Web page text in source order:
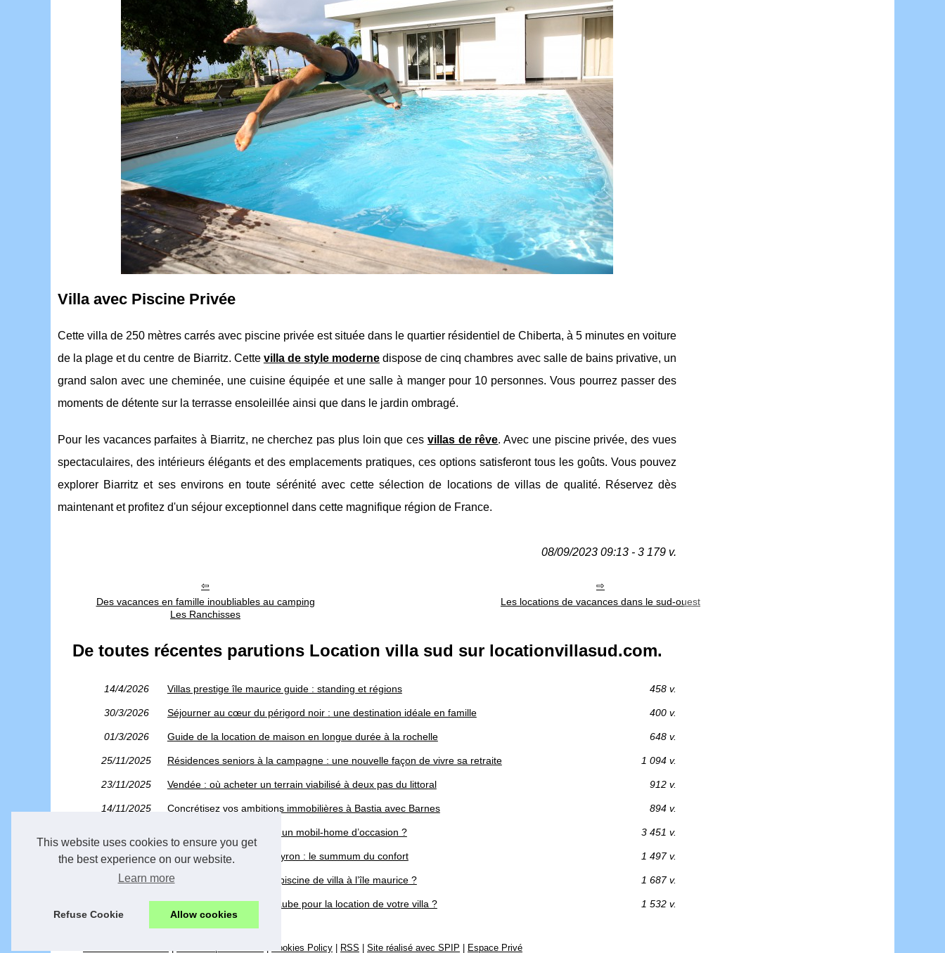
This website uses cookies to ensure you get
the best experience on our website.
Learn more
Refuse Cookie Allow cookies
Villa avec Piscine Privée
Cette villa de 250 mètres carrés avec piscine privée est située dans le quartier résidentiel de Chiberta, à 5 minutes en voiture
de la plage et du centre de Biarritz. Cette villa de style moderne dispose de cinq chambres avec salle de bains privative, un
grand salon avec une cheminée, une cuisine équipée et une salle à manger pour 10 personnes. Vous pourrez passer des
moments de détente sur la terrasse ensoleillée ainsi que dans le jardin ombragé.
Pour les vacances parfaites à Biarritz, ne cherchez pas plus loin que ces villas de rêve. Avec une piscine privée, des vues
spectaculaires, des intérieurs élégants et des emplacements pratiques, ces options satisferont tous les goûts. Vous pouvez
explorer Biarritz et ses environs en toute sérénité avec cette sélection de locations de villas de qualité. Réservez dès
maintenant et profitez d'un séjour exceptionnel dans cette magnifique région de France.
08/09/2023 09:13 - 3 179 v.
Des vacances en famille inoubliables au camping
Les Ranchisses
Les locations de vacances dans le sud-ouest
De toutes récentes parutions Location villa sud sur locationvillasud.com.
14/4/2026 Villas prestige île maurice guide : standing et régions 458 v.
30/3/2026 Séjourner au cœur du périgord noir : une destination idéale en famille 400 v.
01/3/2026 Guide de la location de maison en longue durée à la rochelle 648 v.
25/11/2025 Résidences seniors à la campagne : une nouvelle façon de vivre sa retraite 1 094 v.
23/11/2025 Vendée : où acheter un terrain viabilisé à deux pas du littoral 912 v.
14/11/2025 Concrétisez vos ambitions immobilières à Bastia avec Barnes 894 v.
Quel budget prévoir pour un mobil-home d’occasion ? 3 451 v.
29/7/2025 Camping 5 étoiles en aveyron : le summum du confort 1 497 v.
24/7/2025 Comment entretenir une piscine de villa à l’île maurice ? 1 687 v.
Pourquoi choisir grand gaube pour la location de votre villa ? 1 532 v.
Cookies Policy RSS Site réalisé avec SPIP Espace Privé